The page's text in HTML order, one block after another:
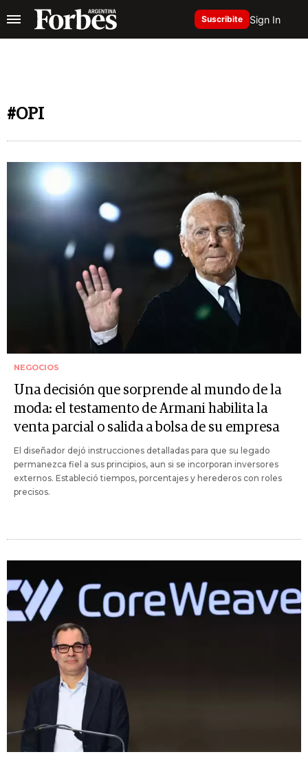
Suscribite Sign In
#OPI
NEGOCIOS
Una decisión que sorprende al mundo de la
moda: el testamento de Armani habilita la
venta parcial o salida a bolsa de su empresa
El diseñador dejó instrucciones detalladas para que su legado
permanezca fiel a sus principios, aun si se incorporan inversores
externos. Estableció tiempos, porcentajes y herederos con roles
precisos.